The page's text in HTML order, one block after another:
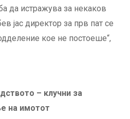
да истражува за некаков
јас директор за прв пат се
кое не постоеше“,
– клучни за
на имотот